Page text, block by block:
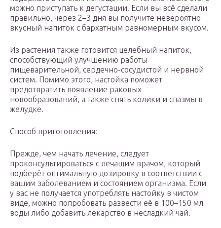
можно приступать к дегустации. Если вы всё сделали
правильно, через 2–3 дня вы получите невероятно
вкусный напиток с бархатным равномерным вкусом.
Из растения также готовится целебный напиток,
способствующий улучшению работы
пищеварительной, сердечно-сосудистой и нервной
систем. Помимо этого, настойка поможет
предотвратить появление раковых
новообразований, а также снять колики и спазмы в
желудке.
Способ приготовления:
Прежде, чем начать лечение, следует
проконсультироваться с лечащим врачом, который
подберёт оптимальную дозировку в соответствии с
вашим заболеванием и состоянием организма. Если
у вас не получается употреблять настойку в чистом
виде, можно попробовать развести её в 100–150 мл
воды либо добавить лекарство в несладкий чай.